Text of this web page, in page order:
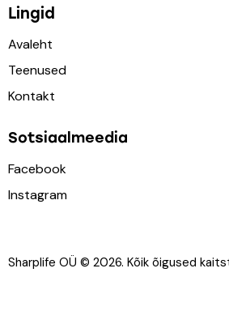
Lingid
Avaleht
Teenused
Kontakt
Sotsiaalmeedia
Facebook
Instagram
Sharplife OÜ © 2026. Kõik õigused